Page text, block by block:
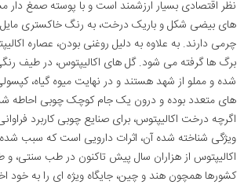
نظر اقتصادی بسیار ارزشمند است و با پوسته صمغ
های بیضی شکل و باریک درخت، به رنگ خاکستری مایل
چرمی دارند. به علاوه به دلیل روغنی بودن، عصاره
برگ ها گرفته می شود. گل های اکالیپتوس، در طیف
شده و مملو از شهد هستند و در نهایت میوه گیاه،
های متعدد بوده و درون یک جام کوچک چوبی احاطه
اگرچه درخت اکالیپتوس، برای صنایع چوبی کاربرد
ویژگی شناخته شده آن، اثرات دارویی است که سبب
اکالیپتوس از هزاران سال پیش تاکنون در طب سنتی،
کشورها همچون هند و چین، جایگاه ویژه ای را به